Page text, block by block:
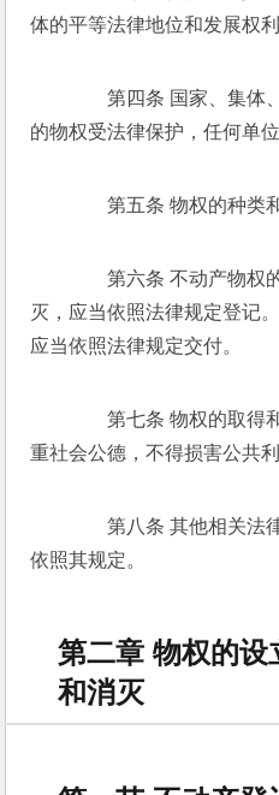
体的平等法律地位和发展权
第四条 国家、集体、
的物权受法律保护，任何单
第五条 物权的种类和
第六条 不动产物权的
灭，应当依照法律规定登记
应当依照法律规定交付。
第七条 物权的取得和
重社会公德，不得损害公共
第八条 其他相关法律
依照其规定。
第二章 物权的设
和消灭